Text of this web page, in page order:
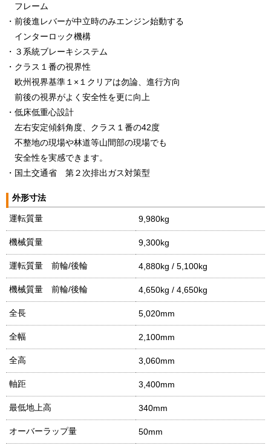
フレーム
・前後進レバーが中立時のみエンジン始動する
インターロック機構
・３系統ブレーキシステム
・クラス１番の視界性
欧州視界基準１×１クリアは勿論、進行方向
前後の視界がよく安全性を更に向上
・低床低重心設計
左右安定傾斜角度、クラス１番の42度
不整地の現場や林道等山間部の現場でも
安全性を実感できます。
・国土交通省 第２次排出ガス対策型
外形寸法
運転質量 9,980kg
機械質量 9,300kg
運転質量 前輪/後輪 4,880kg / 5,100kg
機械質量 前輪/後輪 4,650kg / 4,650kg
全長 5,020mm
全幅 2,100mm
全高 3,060mm
軸距 3,400mm
最低地上高 340mm
オーバーラップ量 50mm